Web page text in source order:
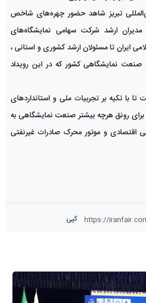
تبریز شاهد حضور چهره‌های شاخص
ارشد شرکت سهامی نمایشگاه‌های
ایران تا مسئولان ارشد کشوری و استانی ،
نمایشگاهی کشور که در این رویداد
با تکیه بر تجربیات ملی و استانداردهای
برای رونق هرچه بیشتر صنعت نمایشگاهی به
اقتصادی و موتور محرک صادرات غیرنفتی
https:// کپی